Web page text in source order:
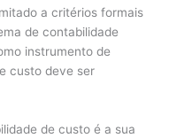
a critérios formais
de contabilidade
instrumento de
custo deve ser
de custo é a sua